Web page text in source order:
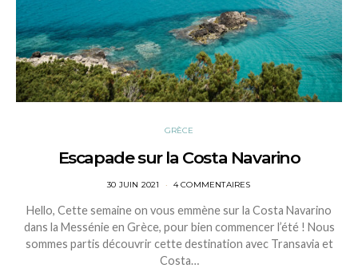
GRÈCE
Escapade sur la Costa Navarino
POSTED
30 JUIN 2021 4 COMMENTAIRES
Hello, Cette semaine on vous emmène sur la Costa Navarino
dans la Messénie en Grèce, pour bien commencer l’été ! Nous
sommes partis découvrir cette destination avec Transavia et
Costa…